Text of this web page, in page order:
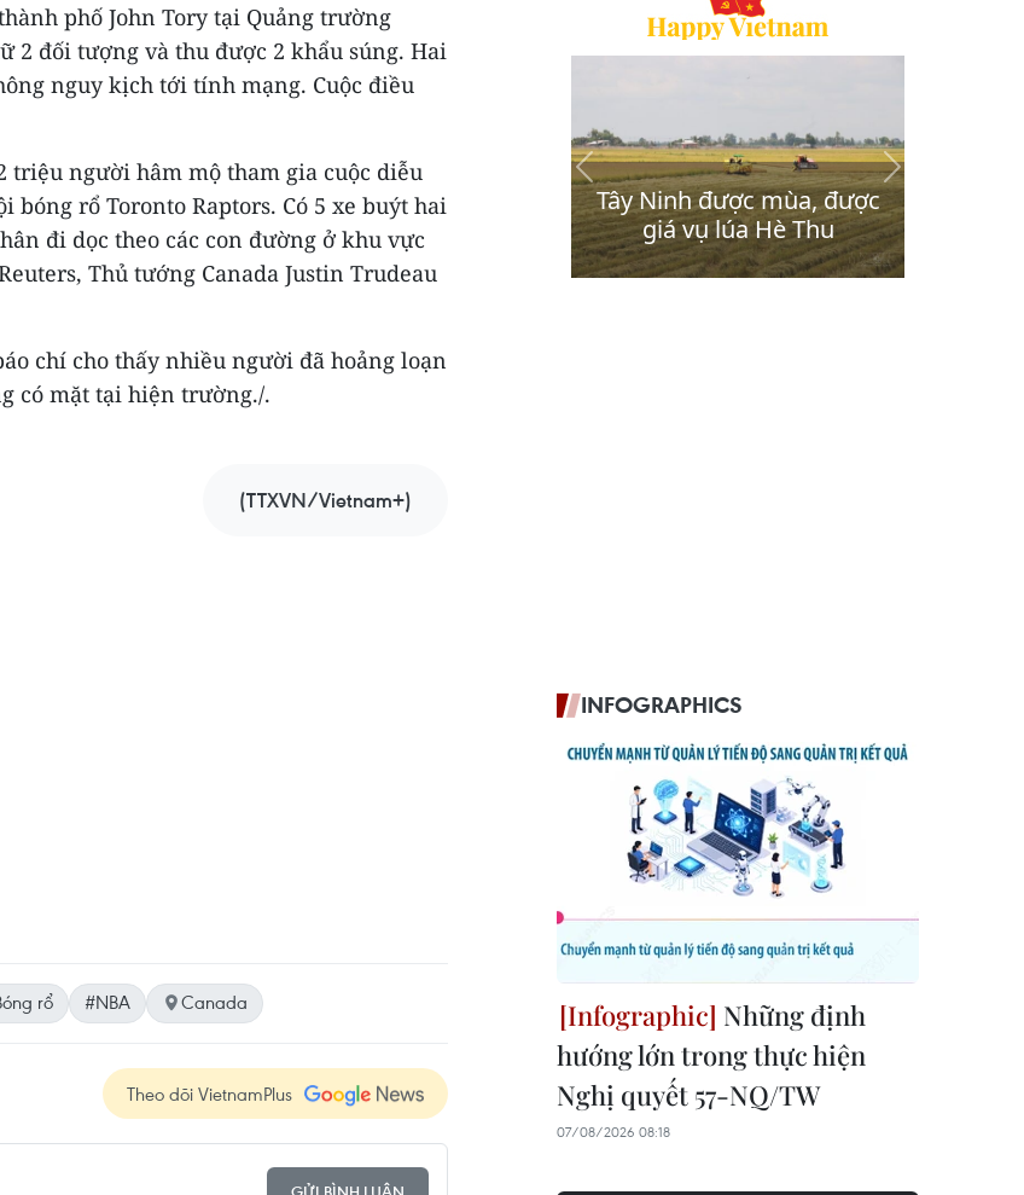
phố John Tory tại Quảng trường
2 đối tượng và thu được 2 khẩu súng. Hai
nguy kịch tới tính mạng. Cuộc điều
triệu người hâm mộ tham gia cuộc diễu
rổ Toronto Raptors. Có 5 xe buýt hai
đi dọc theo các con đường ở khu vực
Thủ tướng Canada Justin Trudeau
chí cho thấy nhiều người đã hoảng loạn
có mặt tại hiện trường./.
(TTXVN/Vietnam+)
rổ #NBA Canada
Theo dõi VietnamPlus
INFOGRAPHICS
Những định
hướng lớn trong thực hiện
Nghị quyết 57-NQ/TW
07/08/2026 08:18